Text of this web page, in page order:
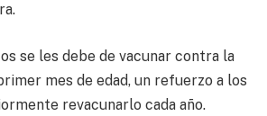
se les debe de vacunar contra la
mes de edad, un refuerzo a los
revacunarlo cada año.